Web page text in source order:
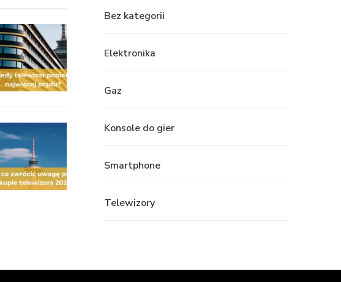
Bez kategorii
Elektronika
Gaz
Konsole do gier
Smartphone
Telewizory